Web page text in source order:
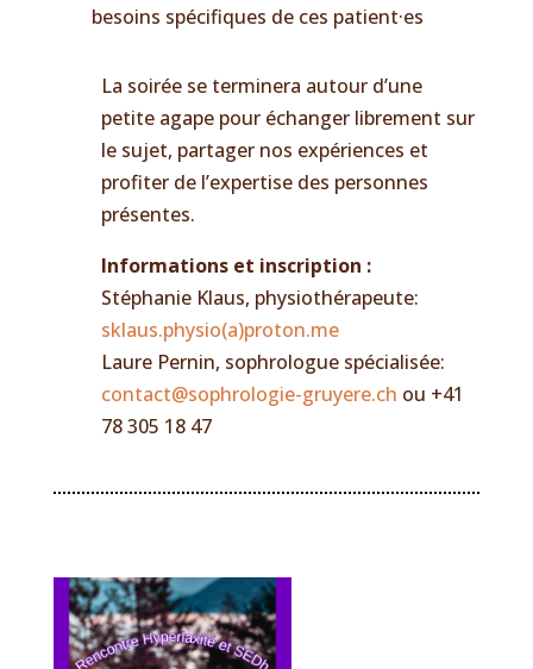
besoins spécifiques de ces patient·es
La soirée se terminera autour d’une
petite agape pour échanger librement sur
le sujet, partager nos expériences et
profiter de l’expertise des personnes
présentes.
Informations et inscription :
Stéphanie Klaus, physiothérapeute:
sklaus.physio(a)proton.me
Laure Pernin, sophrologue spécialisée:
contact@sophrologie-gruyere.ch ou +41
78 305 18 47